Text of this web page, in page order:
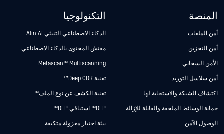
المنصة
أمن الملفات
أمن التخزين
الأمن السحابي
أمن سلاسل التوريد
اكتشاف الشبكة والاستجابة لها
حماية الوسائط الملحقة والقابلة للإزالة
الوصول الآمن
التكنولوجيا
الذكاء الاصطناعي التنبئي Alin AI
مفتش المحتوى بالذكاء الاصطناعي
Metascan™ Multiscanning
تقنية Deep CDR™
تقنية الكشف عن نوع الملف™
DLP™ استباقي DLP™
بيئة اختبار معزولة متكيفة